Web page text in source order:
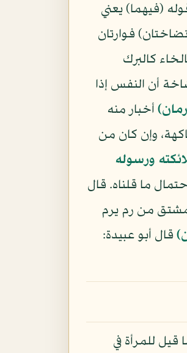
(فيهما) يعني
فوارتان
كالبرك
أن النفس إذا
أخبار منه
وإن كان من
ورسوله
ما قلناه. قال
مشتق من رم يرم
قال أبو عبيدة:
قيل للمرأة في